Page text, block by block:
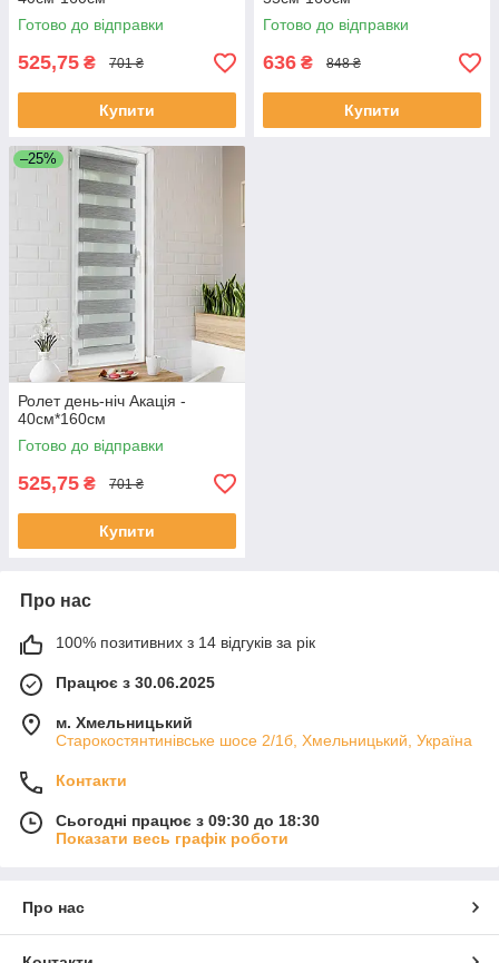
Готово до відправки
525,75 ₴ 701 ₴
Купити
Готово до відправки
636 ₴ 848 ₴
Купити
–25%
Ролет день-ніч Акація -
40см*160см
Готово до відправки
525,75 ₴ 701 ₴
Купити
Про нас
100% позитивних з 14 відгуків за рік
Працює з 30.06.2025
м. Хмельницький
Старокостянтинівське шосе 2/1б, Хмельницький, Україна
Контакти
Сьогодні працює з 09:30 до 18:30
Показати весь графік роботи
Про нас